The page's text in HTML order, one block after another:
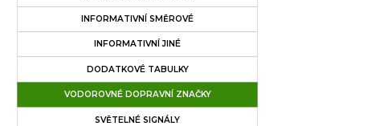
INFORMATIVNÍ SMĚROVÉ
INFORMATIVNÍ JINÉ
DODATKOVÉ TABULKY
VODOROVNÉ DOPRAVNÍ ZNAČKY
SVĚTELNÉ SIGNÁLY